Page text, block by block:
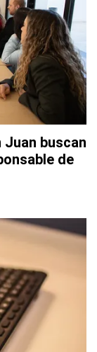
Juan buscan
de